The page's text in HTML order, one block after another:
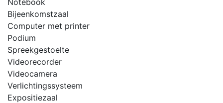
Notebook
Bijeenkomstzaal
Computer met printer
Podium
Spreekgestoelte
Videorecorder
Videocamera
Verlichtingssysteem
Expositiezaal